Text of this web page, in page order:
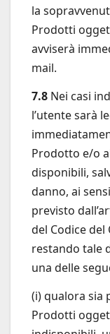
la
Prodotti
avviserà
mail.
7.8 Nei casi
l’utente sarà
Prodotto e/o
disponibili,
danno, ai
previsto
del Codice
restando tale
una delle
(i) qualora sia
Prodotti